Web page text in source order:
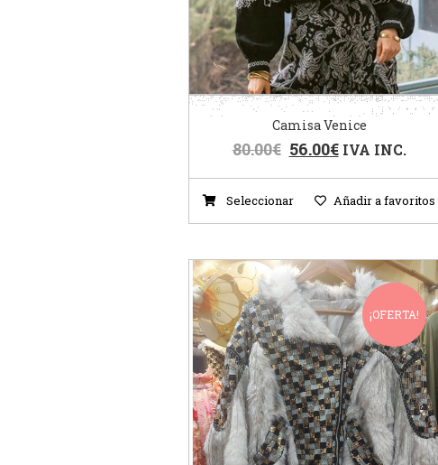
Camisa Venice
80.00€ 56.00€ IVA INC.
Seleccionar Añadir a favoritos
¡OFERTA!